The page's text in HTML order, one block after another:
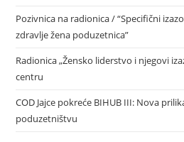
Pozivnica na radionica / “Specifični
zdravlje žena poduzetnica”
Radionica „Žensko liderstvo i njegovi
centru
COD Jajce pokreće BIHUB III: Nova
poduzetništvu